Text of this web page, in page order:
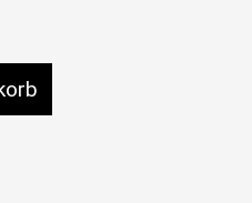
klein, “Grand Dank